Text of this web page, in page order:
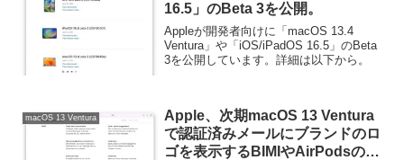
16.5」のBeta 3を公開。
Appleが開発者向けに「macOS 13.4
Ventura」や「iOS/iPadOS 16.5」のBeta
3を公開しています。詳細は以下から。
macOS 13 Ventura
Apple、次期macOS 13 Ventura
で認証済みメールにブランドのロ
ゴを表示するBIMIやAirPodsの設